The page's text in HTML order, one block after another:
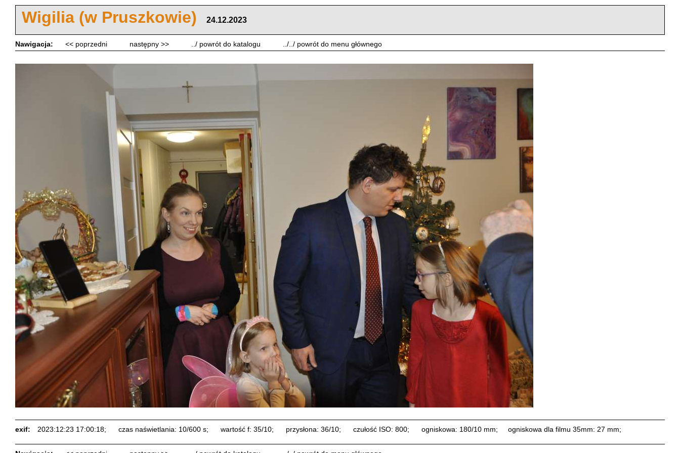
Wigilia (w Pruszkowie) 24.12.2023
Nawigacja: << poprzedni następny >> ../ powrót do katalogu ../../ powrót do menu głównego
exif: 2023:12:23 17:00:18; czas naświetlania: 10/600 s; wartość f: 35/10; przysłona: 36/10; czułość ISO: 800; ogniskowa: 180/10 mm; ogniskowa dla filmu 35mm: 27 mm;